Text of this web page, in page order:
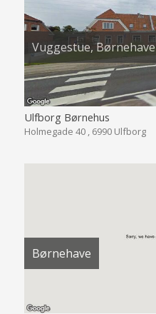
Vuggestue, Børnehave
Ulfborg Børnehus
Holmegade 40 , 6990 Ulfborg
Børnehave